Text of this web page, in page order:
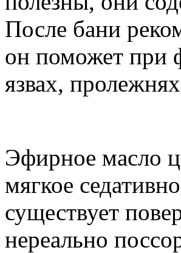
После бани
он поможет при
язвах,
Эфирное масло
мягкое
существует
нереально